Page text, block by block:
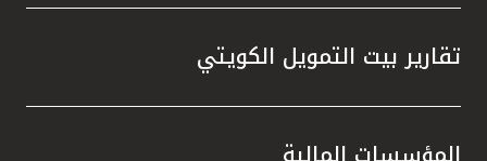
تقارير بيت التمويل الكويتي